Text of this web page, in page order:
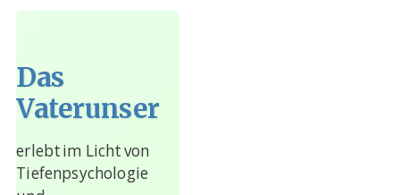
Das
Vaterunser
erlebt im Licht von
Tiefenpsychologie